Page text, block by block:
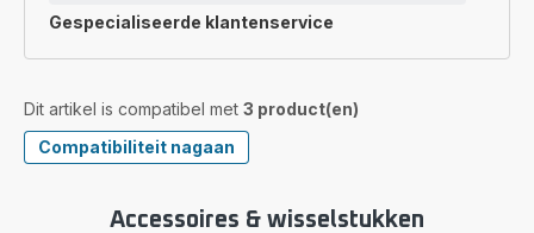
Gespecialiseerde klantenservice
Dit artikel is compatibel met 3 product(en)
Compatibiliteit nagaan
Accessoires & wisselstukken